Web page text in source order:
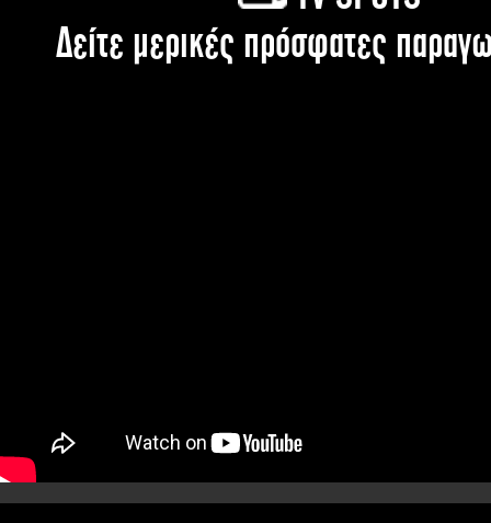
Δείτε μερικές πρόσφατες